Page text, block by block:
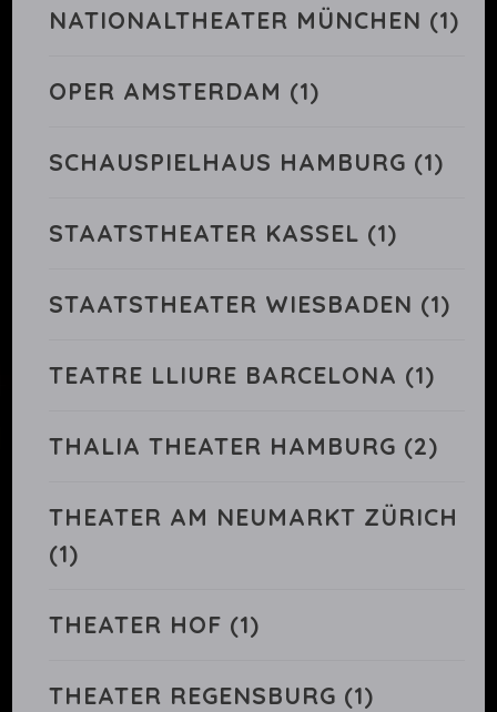
NATIONALTHEATER MÜNCHEN (1)
OPER AMSTERDAM (1)
SCHAUSPIELHAUS HAMBURG (1)
STAATSTHEATER KASSEL (1)
STAATSTHEATER WIESBADEN (1)
TEATRE LLIURE BARCELONA (1)
THALIA THEATER HAMBURG (2)
THEATER AM NEUMARKT ZÜRICH
(1)
THEATER HOF (1)
THEATER REGENSBURG (1)